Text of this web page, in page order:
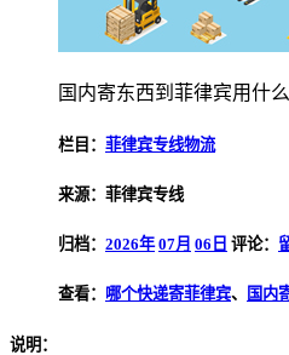
国内寄东西到菲律宾用什
栏目： 菲律宾专线物流
来源：菲律宾专线
归档： 2026年 07月 06日 评论：
查看： 哪个快递寄菲律宾、 国内
说明：